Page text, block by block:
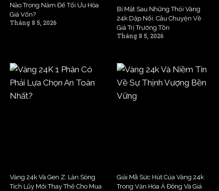
Nào Trong Năm Để Tối Ưu Hóa
Giá Vốn?
Tháng 8 5, 2026
Bí Mật Sau Những Thỏi Vàng
24k Dập Nổi: Câu Chuyện Về
Giá Trị Trường Tồn
Tháng 8 5, 2026
Vàng 24k Và Gen Z: Làn Sóng
Tích Lũy Mới Thay Thế Cho Mua
Giải Mã Sức Hút Của Vàng 24k
Trong Văn Hóa Á Đông Và Giá